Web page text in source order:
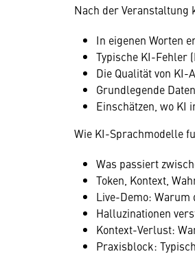
Nach der Veranstaltung
In eigenen Worten
Typische KI-Fehler
Die Qualität von
Grundlegende
Einschätzen, wo KI
Wie KI-Sprachmodelle
Was passiert
Token, Kontext,
Live-Demo:
Halluzinationen
Kontext-Verlust:
Praxisblock: